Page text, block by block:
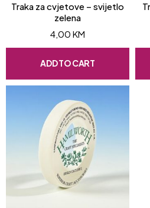
Traka za cvjetove – svijetlo
zelena
4,00 KM
ADD TO CART